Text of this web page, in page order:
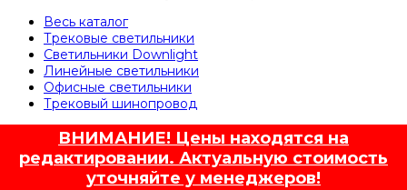
Весь каталог
Трековые светильники
Светильники Downlight
Линейные светильники
Офисные светильники
Трековый шинопровод
ВНИМАНИЕ! Цены находятся на
редактировании. Актуальную стоимость
уточняйте у менеджеров!